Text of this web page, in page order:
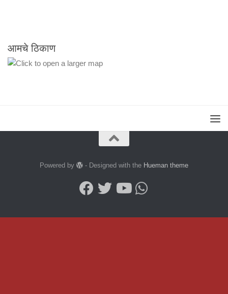
आमचे ठिकाण
Powered by - Designed with the Hueman theme